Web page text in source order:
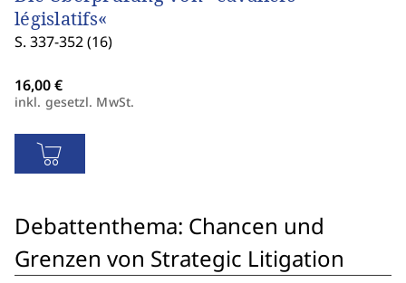
législatifs«
S. 337-352 (16)
inkl. gesetzl. MwSt.
Debattenthema: Chancen und
Grenzen von Strategic Litigation